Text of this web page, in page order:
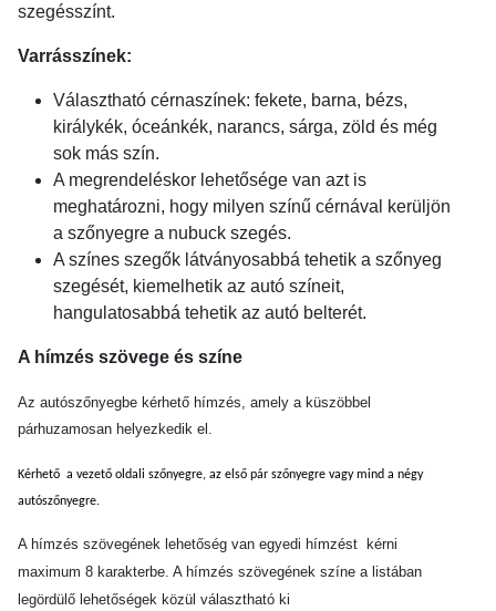
szegésszínt.
Varrásszínek:
Választható cérnaszínek: fekete, barna, bézs,
királykék, óceánkék, narancs, sárga, zöld és még
sok más szín.
A megrendeléskor lehetősége van azt is
meghatározni, hogy milyen színű cérnával kerüljön
a szőnyegre a nubuck szegés.
A színes szegők látványosabbá tehetik a szőnyeg
szegését, kiemelhetik az autó színeit,
hangulatosabbá tehetik az autó belterét.
A hímzés szövege és színe
Az autószőnyegbe kérhető hímzés, amely a küszöbbel
párhuzamosan helyezkedik el.
Kérhető a vezető oldali szőnyegre, az első pár szőnyegre vagy mind a négy
autószőnyegre.
A hímzés szövegének lehetőség van egyedi hímzést kérni
maximum 8 karakterbe. A hímzés szövegének színe a listában
legördülő lehetőségek közül választható ki